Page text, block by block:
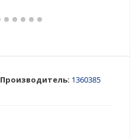
Производитель: 1360385